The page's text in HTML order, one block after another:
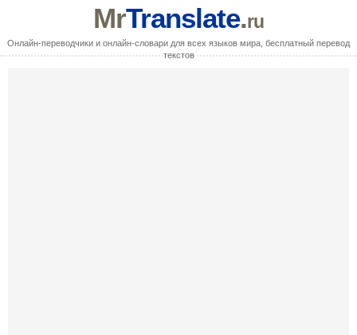
MrTranslate.ru
Онлайн-переводчики и онлайн-словари для всех языков мира, бесплатный перевод
текстов